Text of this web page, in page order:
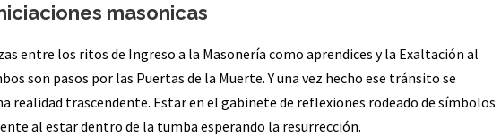
masonicas
entre los ritos de Ingreso a la Masonería como aprendices y la Exaltación al
son pasos por las Puertas de la Muerte. Y una vez hecho ese tránsito se
realidad trascendente. Estar en el gabinete de reflexiones rodeado de símbolos
al estar dentro de la tumba esperando la resurrección.